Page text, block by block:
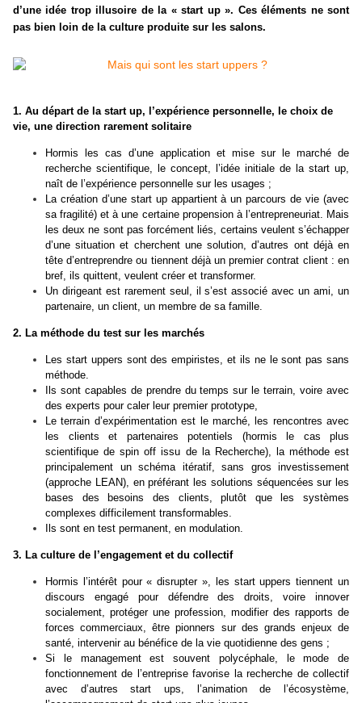
d’une idée trop illusoire de la « start up ». Ces éléments ne sont
pas bien loin de la culture produite sur les salons.
1. Au départ de la start up, l’expérience personnelle, le choix de
vie, une direction rarement solitaire
Hormis les cas d’une application et mise sur le marché de
recherche scientifique, le concept, l’idée initiale de la start up,
naît de l’expérience personnelle sur les usages ;
La création d’une start up appartient à un parcours de vie (avec
sa fragilité) et à une certaine propension à l’entrepreneuriat. Mais
les deux ne sont pas forcément liés, certains veulent s’échapper
d’une situation et cherchent une solution, d’autres ont déjà en
tête d’entreprendre ou tiennent déjà un premier contrat client : en
bref, ils quittent, veulent créer et transformer.
Un dirigeant est rarement seul, il s’est associé avec un ami, un
partenaire, un client, un membre de sa famille.
2. La méthode du test sur les marchés
Les start uppers sont des empiristes, et ils ne le sont pas sans
méthode.
Ils sont capables de prendre du temps sur le terrain, voire avec
des experts pour caler leur premier prototype,
Le terrain d’expérimentation est le marché, les rencontres avec
les clients et partenaires potentiels (hormis le cas plus
scientifique de spin off issu de la Recherche), la méthode est
principalement un schéma itératif, sans gros investissement
(approche LEAN), en préférant les solutions séquencées sur les
bases des besoins des clients, plutôt que les systèmes
complexes difficilement transformables.
Ils sont en test permanent, en modulation.
3. La culture de l’engagement et du collectif
Hormis l’intérêt pour « disrupter », les start uppers tiennent un
discours engagé pour défendre des droits, voire innover
socialement, protéger une profession, modifier des rapports de
forces commerciaux, être pionners sur des grands enjeux de
santé, intervenir au bénéfice de la vie quotidienne des gens ;
Si le management est souvent polycéphale, le mode de
fonctionnement de l’entreprise favorise la recherche de collectif
avec d’autres start ups, l’animation de l’écosystème,